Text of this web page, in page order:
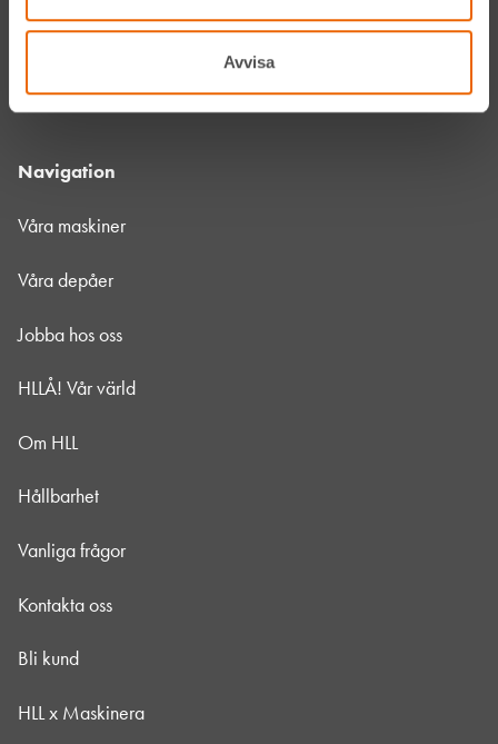
Avvisa
Instagram
LinkedIn
Navigation
Våra maskiner
Våra depåer
Jobba hos oss
HLLÅ! Vår värld
Om HLL
Hållbarhet
Vanliga frågor
Kontakta oss
Bli kund
HLL x Maskinera